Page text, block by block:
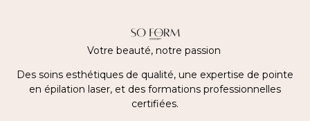
Votre beauté, notre passion
Des soins esthétiques de qualité, une expertise de pointe
en épilation laser, et des formations professionnelles
certifiées.